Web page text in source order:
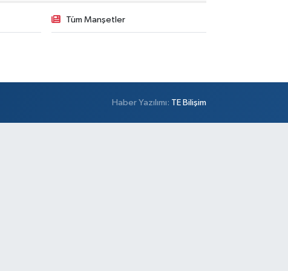
İslambey Mahallesi Bestekar Nihat İncekara Sok. 5 B
0 (501) 100 74 63 Yol Tarifi Al
Yol Tarifi Al
Tüm Manşetler
Haber Yazılımı: TE Bilişim